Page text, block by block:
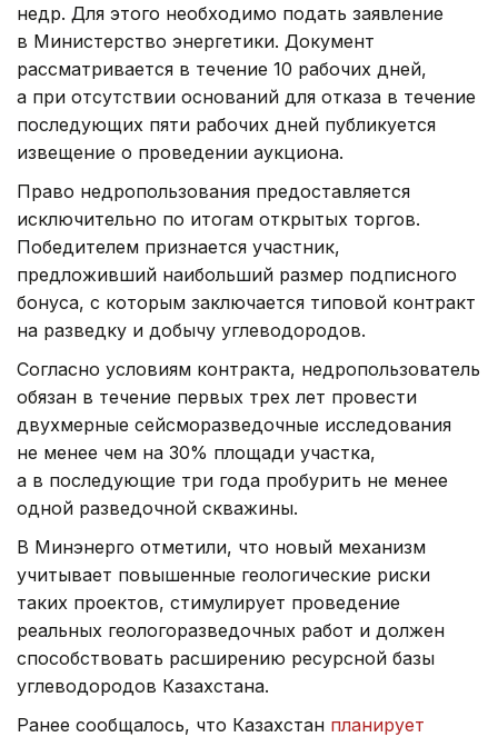
недр. Для этого необходимо подать заявление
в Министерство энергетики. Документ
рассматривается в течение 10 рабочих дней,
а при отсутствии оснований для отказа в течение
последующих пяти рабочих дней публикуется
извещение о проведении аукциона.
Право недропользования предоставляется
исключительно по итогам открытых торгов.
Победителем признается участник,
предложивший наибольший размер подписного
бонуса, с которым заключается типовой контракт
на разведку и добычу углеводородов.
Согласно условиям контракта, недропользователь
обязан в течение первых трех лет провести
двухмерные сейсморазведочные исследования
не менее чем на 30% площади участка,
а в последующие три года пробурить не менее
одной разведочной скважины.
В Минэнерго отметили, что новый механизм
учитывает повышенные геологические риски
таких проектов, стимулирует проведение
реальных геологоразведочных работ и должен
способствовать расширению ресурсной базы
углеводородов Казахстана.
Ранее сообщалось, что Казахстан планирует